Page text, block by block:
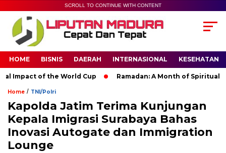
SCROLL TO CONTINUE WITH CONTENT
HOME BISNIS DAERAH INTERNASIONAL KESEHATAN
of the World Cup Ramadan: A Month of Spiritual
Home / TNI/Polri
Kapolda Jatim Terima Kunjungan
Kepala Imigrasi Surabaya Bahas
Inovasi Autogate dan Immigration
Lounge